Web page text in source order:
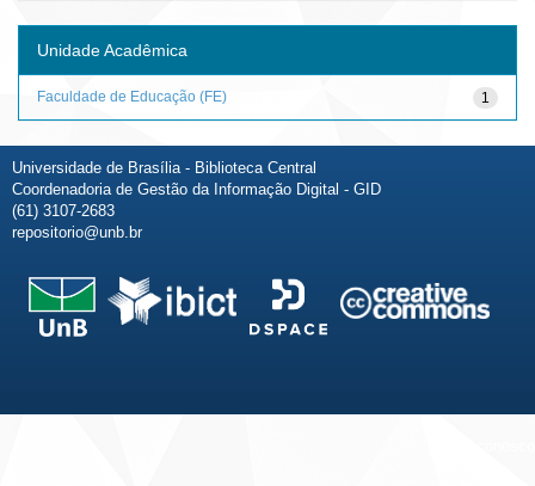
Unidade Acadêmica
1
Faculdade de Educação (FE)
Universidade de Brasília - Biblioteca Central
Coordenadoria de Gestão da Informação Digital - GID
(61) 3107-2683
repositorio@unb.br